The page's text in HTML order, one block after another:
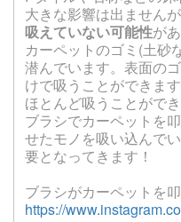
大きな影響は出ませんが
吸えていない可能性が
カーペットのゴミ(土砂
潜んでいます。表面の
けで吸うことができま
ほとんど吸うことができ
ブラシでカーペットを
せたモノを吸い込んで
要となってきます！
ブラシがカーペットを
https://